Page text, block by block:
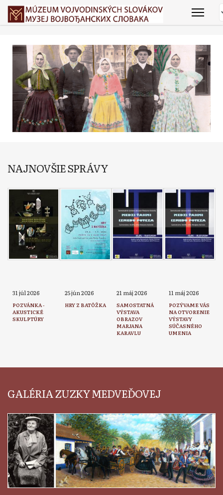
NAJNOVŠIE SPRÁVY
31 júl 2026
POZVÁNKA -
AKUSTICKÉ
SKULPTÚRY
25 jún 2026
HRY Z BATÔŽKA
21 máj 2026
SAMOSTATNÁ
VÝSTAVA
OBRAZOV
MARJANA
KARAVLU
11 máj 2026
POZÝVAME VÁS
NA OTVORENIE
VÝSTAVY
SÚČASNÉHO
UMENIA
GALÉRIA ZUZKY MEDVEĎOVEJ